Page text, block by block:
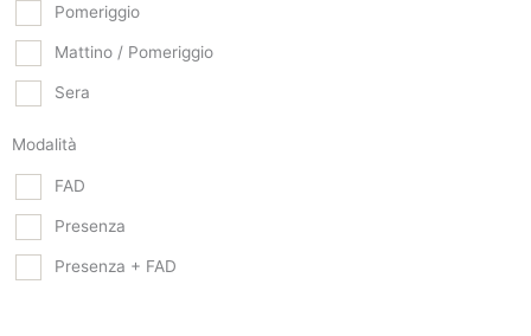
Pomeriggio
Mattino / Pomeriggio
Sera
Modalità
FAD
Presenza
Presenza + FAD